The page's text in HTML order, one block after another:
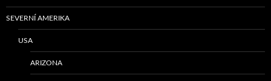
SEVERNÍ AMERIKA
USA
ARIZONA